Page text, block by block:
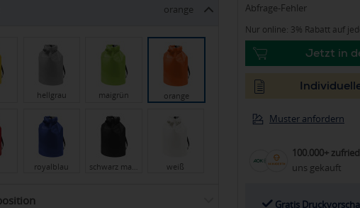
orange
hellgrau maigrün orange
royalblau schwarz ma… weiß
Abfrage-Fehler
Nur online: 3% Rabatt auf
Jetzt in
Muster anfordern
100.000+
uns gekauft
Gratis